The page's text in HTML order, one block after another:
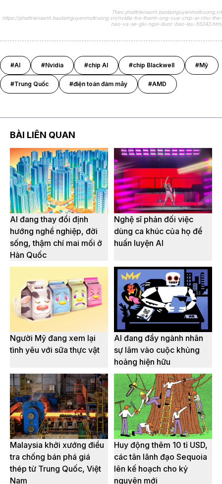
Theo phattrienxanh.baotainguyenmoitruong.vn
https://phattrienxanh.baotainguyenmoitruong.vn/nvidia-tro-thanh-ong-vua-chip-ai-nhu-the-
nao-va-se-giu-ngoi-duoc-bao-lau-55243.html
#AI #Nvidia #chip AI #chip Blackwell #Mỹ
#Trung Quốc #điện toán đám mây #AMD
BÀI LIÊN QUAN
AI đang thay đổi định
hướng nghề nghiệp, đời
sống, thậm chí mai mối ở
Hàn Quốc
Nghệ sĩ phản đối việc
dùng ca khúc của họ để
huấn luyện AI
Người Mỹ đang xem lại
tình yêu với sữa thực vật
AI đang đẩy ngành nhân
sự lâm vào cuộc khủng
hoảng hiện hữu
Malaysia khởi xướng điều
tra chống bán phá giá
thép từ Trung Quốc, Việt
Nam
Huy động thêm 10 tỉ USD,
các tân lãnh đạo Sequoia
lên kế hoạch cho kỷ
nguyên mới